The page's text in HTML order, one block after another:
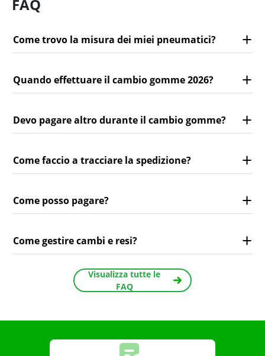
FAQ
Come trovo la misura dei miei pneumatici?
Quando effettuare il cambio gomme 2026?
Devo pagare altro durante il cambio gomme?
Come faccio a tracciare la spedizione?
Come posso pagare?
Come gestire cambi e resi?
Visualizza tutte le
FAQ